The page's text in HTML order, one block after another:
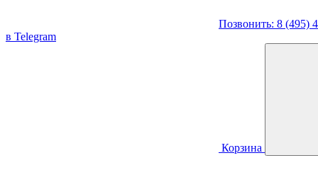
Позвонить: 8 (495)
в Telegram
Корзина